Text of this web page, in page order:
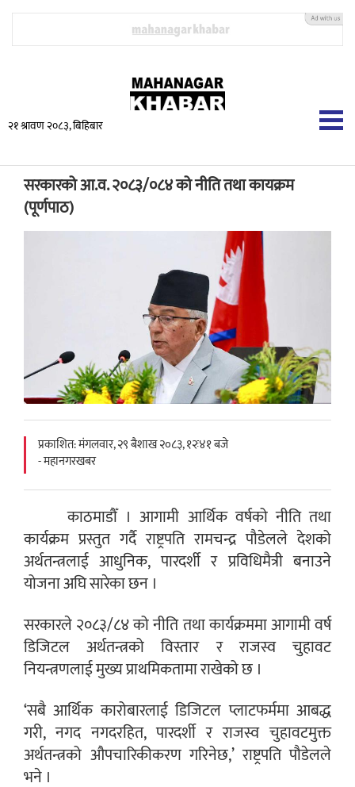
२१ श्रावण २०८३, बिहिबार
सरकारको आ.व. २०८३/०८४ को नीति तथा कायक्रम
(पूर्णपाठ)
प्रकाशित: मंगलवार, २९ बैशाख २०८३, १२ः४१ बजे
- महानगरखबर
काठमाडौँ । आगामी आर्थिक वर्षको नीति तथा
कार्यक्रम प्रस्तुत गर्दै राष्ट्रपति रामचन्द्र पौडेलले देशको
अर्थतन्त्रलाई आधुनिक, पारदर्शी र प्रविधिमैत्री बनाउने
योजना अघि सारेका छन ।
सरकारले २०८३/८४ को नीति तथा कार्यक्रममा आगामी वर्ष
डिजिटल अर्थतन्त्रको विस्तार र राजस्व चुहावट
नियन्त्रणलाई मुख्य प्राथमिकतामा राखेको छ ।
‘सबै आर्थिक कारोबारलाई डिजिटल प्लाटफर्ममा आबद्ध
गरी, नगद नगदरहित, पारदर्शी र राजस्व चुहावटमुक्त
अर्थतन्त्रको औपचारिकीकरण गरिनेछ,’ राष्ट्रपति पौडेलले
भने ।